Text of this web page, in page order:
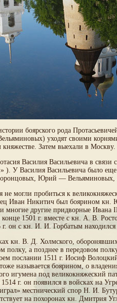
боярского рода
уходят своими
Затем выехали в Москву.
Василия Васильевича в
). У Василия Васильевича было
Юрий —
не могли пробиться к
Иван Никитич был боярином кн.
многие другие придворные Ивана
1501 г. вместе с кн. А. В.
он с кн. И. И. Горбатым находился
кн. В. Д. Холмского,
полку, а позднее в передовом
послании 1511 г. Иосиф
тоже называется боярином, о
игумена под великокняжеский
г. он появился в войсках на
местнический спор Н. И.
на похоронах кн. Дмитрия